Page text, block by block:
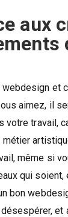
aux
et
aimez, il
travail,
même si
qui soient,
bon
et